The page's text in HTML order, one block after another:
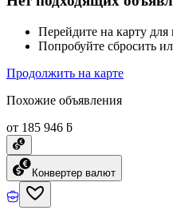
Перейдите на карту
Попробуйте сбросить
Продолжить на карте
Похожие объявления
от 185 946 ƃ
Конвертер валют